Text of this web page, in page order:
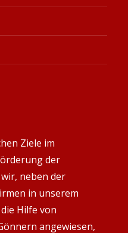
Ziele im
der
neben der
in unserem
Hilfe von
angewiesen,